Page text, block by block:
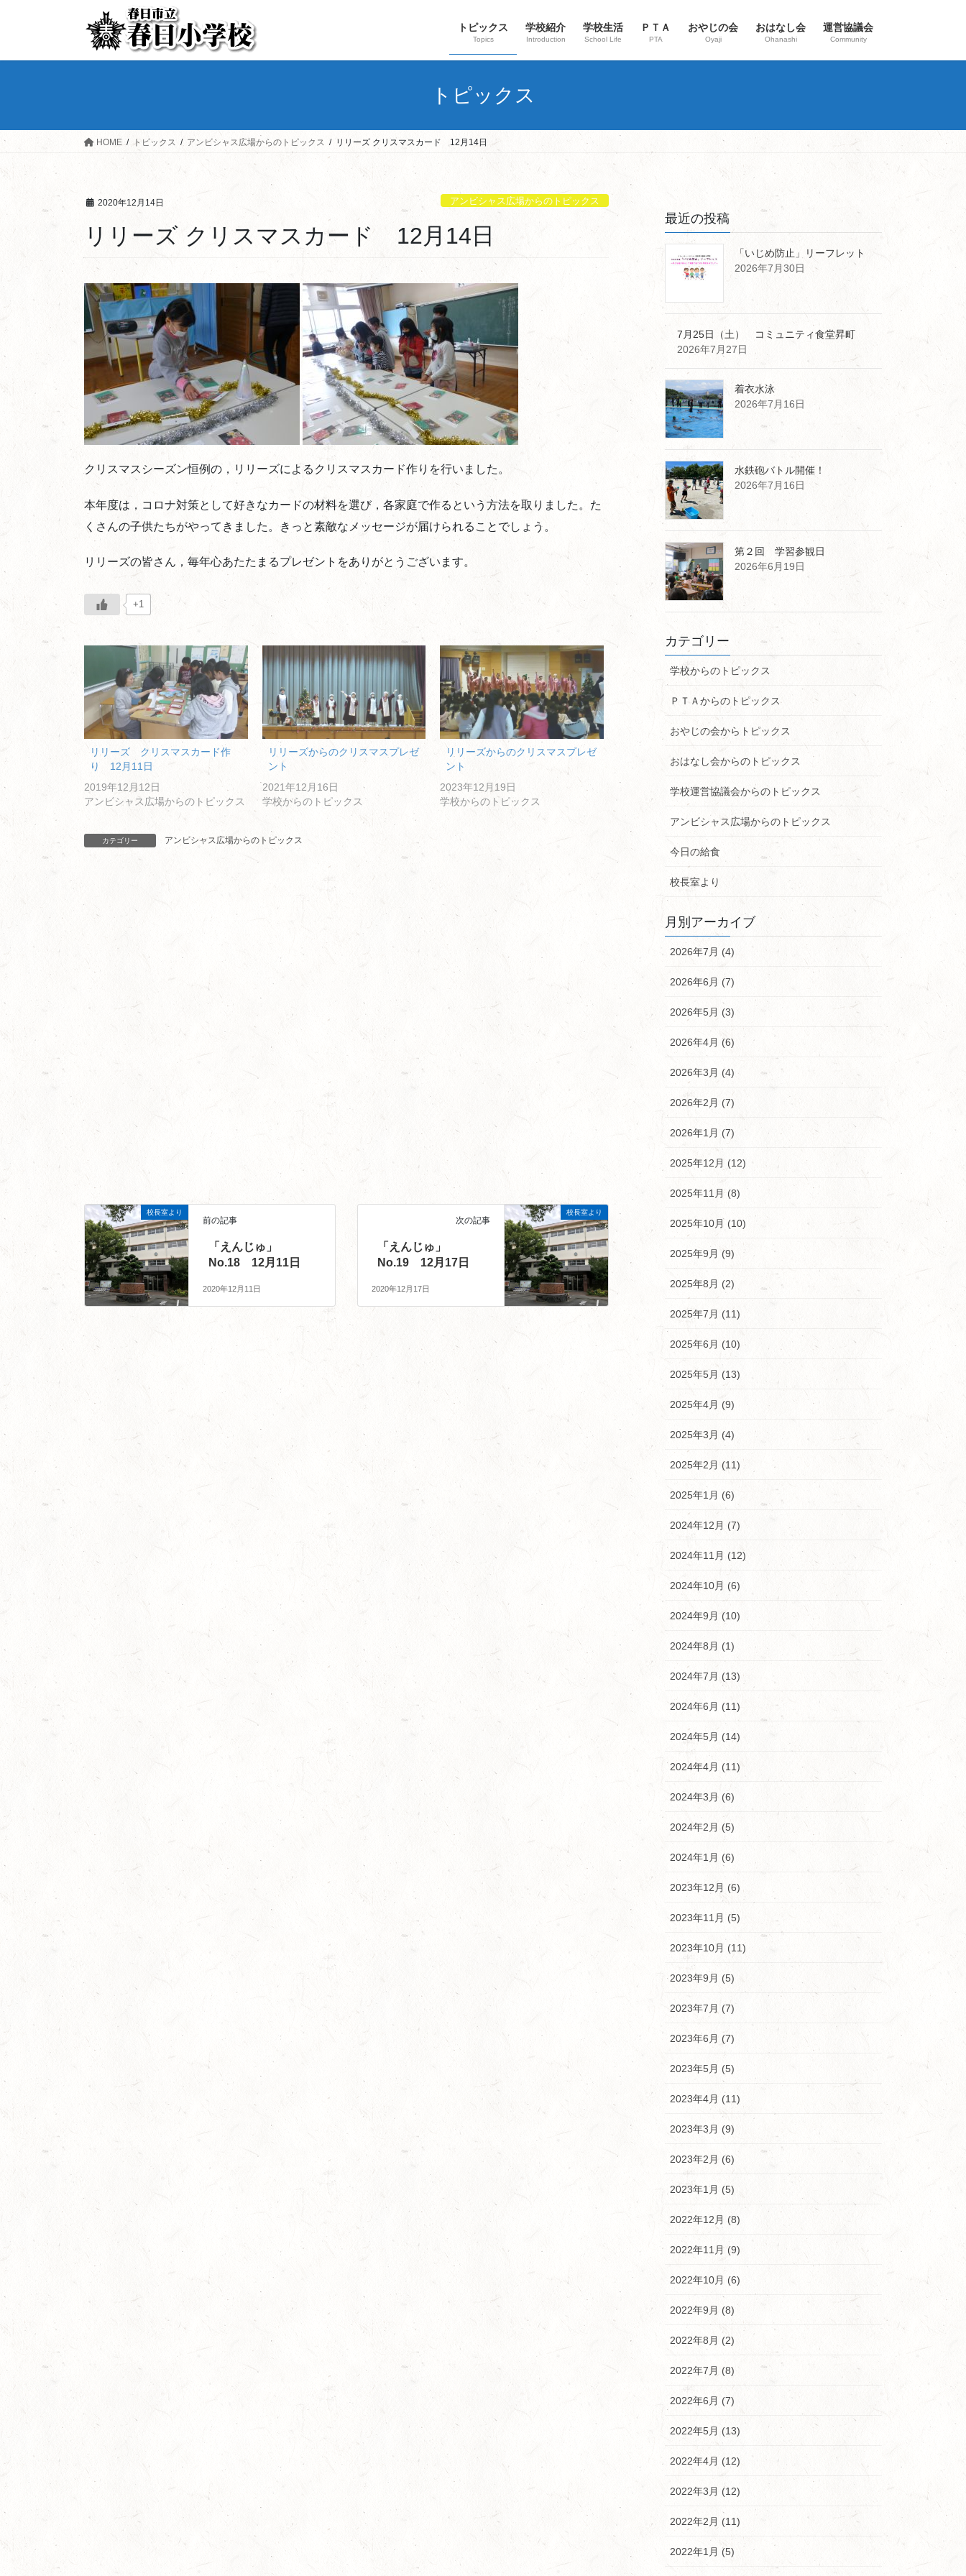
トピックス
Topics
学校紹介
Introduction
学校生活
School Life
ＰＴＡ
PTA
おやじの会
Oyaji
おはなし会
Ohanashi
運営協議会
Community
トピックス
HOME トピックス アンビシャス広場からのトピックス リリーズ クリスマスカード 12月14日
2020年12月14日 アンビシャス広場からのトピックス
リリーズ クリスマスカード 12月14日
クリスマスシーズン恒例の，リリーズによるクリスマスカード作りを行いました。
本年度は，コロナ対策として好きなカードの材料を選び，各家庭で作るという方法を取りました。た
くさんの子供たちがやってきました。きっと素敵なメッセージが届けられることでしょう。
リリーズの皆さん，毎年心あたたまるプレゼントをありがとうございます。
+1
リリーズ クリスマスカード作
り 12月11日
2019年12月12日
アンビシャス広場からのトピックス
リリーズからのクリスマスプレゼ
ント
2021年12月16日
学校からのトピックス
リリーズからのクリスマスプレゼ
ント
2023年12月19日
学校からのトピックス
カテゴリー アンビシャス広場からのトピックス
校長室より
前の記事
「えんじゅ」
No.18 12月11日
2020年12月11日
校長室より
次の記事
「えんじゅ」
No.19 12月17日
2020年12月17日
最近の投稿
「いじめ防止」リーフレット
2026年7月30日
7月25日（土） コミュニティ食堂昇町
2026年7月27日
着衣水泳
2026年7月16日
水鉄砲バトル開催！
2026年7月16日
第２回 学習参観日
2026年6月19日
カテゴリー
学校からのトピックス
ＰＴＡからのトピックス
おやじの会からトピックス
おはなし会からのトピックス
学校運営協議会からのトピックス
アンビシャス広場からのトピックス
今日の給食
校長室より
月別アーカイブ
2026年7月 (4)
2026年6月 (7)
2026年5月 (3)
2026年4月 (6)
2026年3月 (4)
2026年2月 (7)
2026年1月 (7)
2025年12月 (12)
2025年11月 (8)
2025年10月 (10)
2025年9月 (9)
2025年8月 (2)
2025年7月 (11)
2025年6月 (10)
2025年5月 (13)
2025年4月 (9)
2025年3月 (4)
2025年2月 (11)
2025年1月 (6)
2024年12月 (7)
2024年11月 (12)
2024年10月 (6)
2024年9月 (10)
2024年8月 (1)
2024年7月 (13)
2024年6月 (11)
2024年5月 (14)
2024年4月 (11)
2024年3月 (6)
2024年2月 (5)
2024年1月 (6)
2023年12月 (6)
2023年11月 (5)
2023年10月 (11)
2023年9月 (5)
2023年7月 (7)
2023年6月 (7)
2023年5月 (5)
2023年4月 (11)
2023年3月 (9)
2023年2月 (6)
2023年1月 (5)
2022年12月 (8)
2022年11月 (9)
2022年10月 (6)
2022年9月 (8)
2022年8月 (2)
2022年7月 (8)
2022年6月 (7)
2022年5月 (13)
2022年4月 (12)
2022年3月 (12)
2022年2月 (11)
2022年1月 (5)